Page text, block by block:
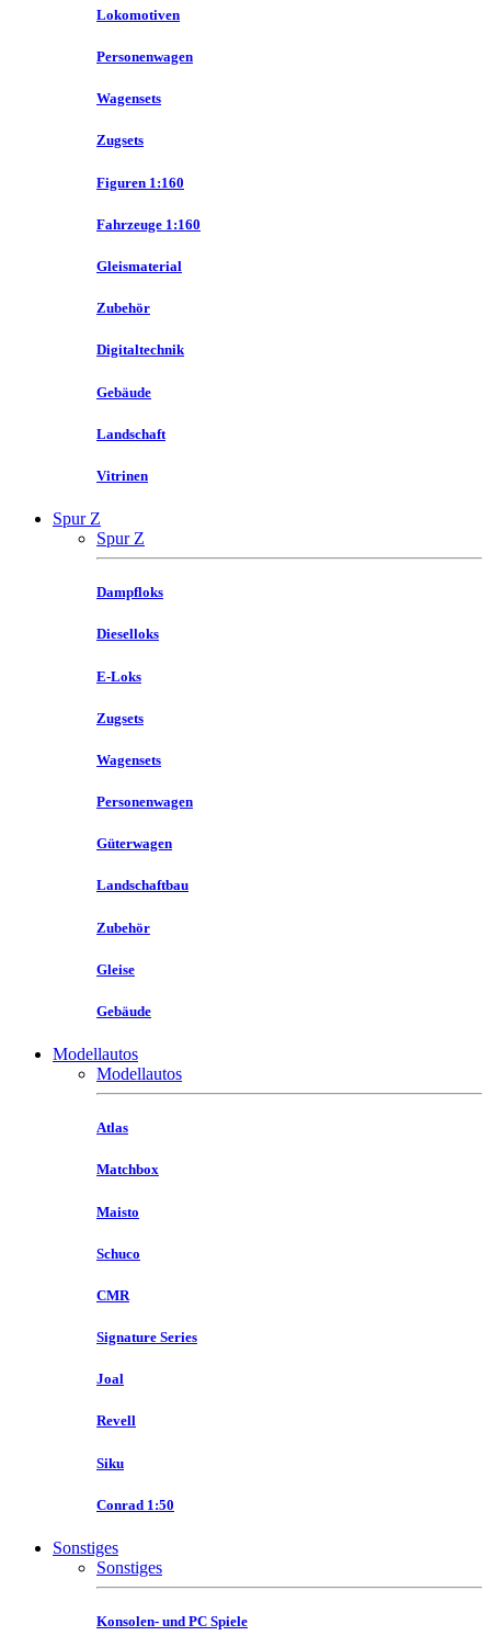
Lokomotiven
Personenwagen
Wagensets
Zugsets
Figuren 1:160
Fahrzeuge 1:160
Gleismaterial
Zubehör
Digitaltechnik
Gebäude
Landschaft
Vitrinen
Spur Z
Spur Z
Dampfloks
Dieselloks
E-Loks
Zugsets
Wagensets
Personenwagen
Güterwagen
Landschaftbau
Zubehör
Gleise
Gebäude
Modellautos
Modellautos
Atlas
Matchbox
Maisto
Schuco
CMR
Signature Series
Joal
Revell
Siku
Conrad 1:50
Sonstiges
Sonstiges
Konsolen- und PC Spiele